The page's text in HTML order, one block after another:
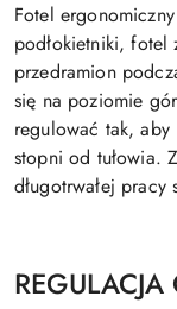
Fotel
podłokietniki, fotel
przedramion
się na poziomie
regulować tak, aby
stopni od tułowia.
długotrwałej pracy